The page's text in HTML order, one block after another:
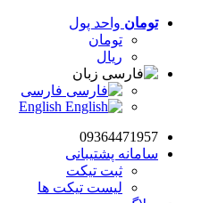
تومان واحد پول
تومان
ریال
زبان
فارسی
09364471957
سامانه پشتیبانی
ثبت تیکت
لیست تیکت ها